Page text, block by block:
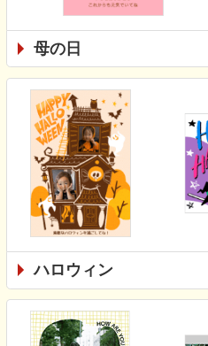
母の日
ハロウィン